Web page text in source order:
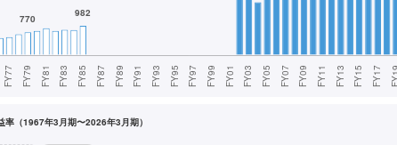
率（1967年3月期〜2026年3月期）